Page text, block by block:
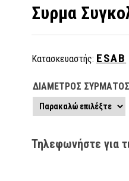
Συρμα
Κατασκευαστής: ESAB
ΔΙΑΜΕΤΡΟΣ
Τηλεφωνήστε για